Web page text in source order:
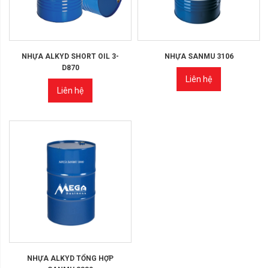
NHỰA ALKYD SHORT OIL 3-
D870
Liên hệ
NHỰA SANMU 3106
Liên hệ
NHỰA ALKYD TỔNG HỢP